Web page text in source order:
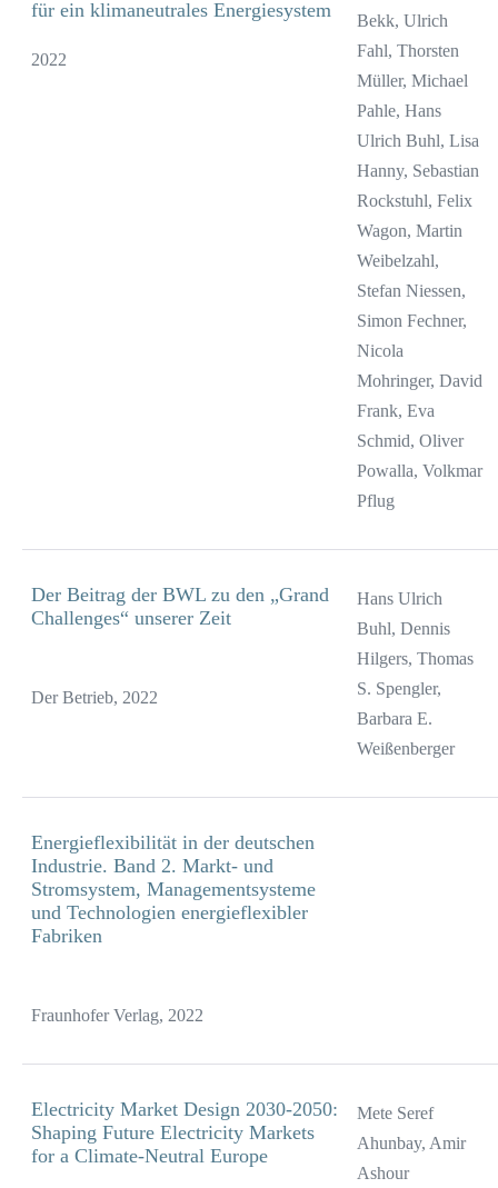
für ein klimaneutrales Energiesystem
2022
Bekk, Ulrich
Fahl, Thorsten
Müller, Michael
Pahle, Hans
Ulrich Buhl, Lisa
Hanny, Sebastian
Rockstuhl, Felix
Wagon, Martin
Weibelzahl,
Stefan Niessen,
Simon Fechner,
Nicola
Mohringer, David
Frank, Eva
Schmid, Oliver
Powalla, Volkmar
Pflug
Der Beitrag der BWL zu den „Grand
Challenges“ unserer Zeit
Der Betrieb, 2022
Hans Ulrich
Buhl, Dennis
Hilgers, Thomas
S. Spengler,
Barbara E.
Weißenberger
Energieflexibilität in der deutschen
Industrie. Band 2. Markt- und
Stromsystem, Managementsysteme
und Technologien energieflexibler
Fabriken
Fraunhofer Verlag, 2022
Electricity Market Design 2030-2050:
Shaping Future Electricity Markets
for a Climate-Neutral Europe
Mete Seref
Ahunbay, Amir
Ashour